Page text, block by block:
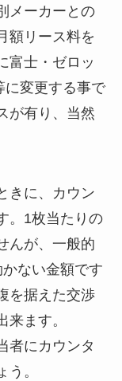
メーカーとの
額リース料を
富士・ゼロッ
に変更する事で
が有り、当然
きに、カウン
。1枚当たりの
んが、一般的
ない金額です
を据えた交渉
ます。
者にカウンタ
。